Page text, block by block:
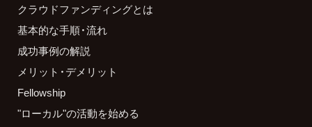
クラウドファンディングとは
基本的な手順・流れ
成功事例の解説
メリット・デメリット
Fellowship
"ローカル"の活動を始める